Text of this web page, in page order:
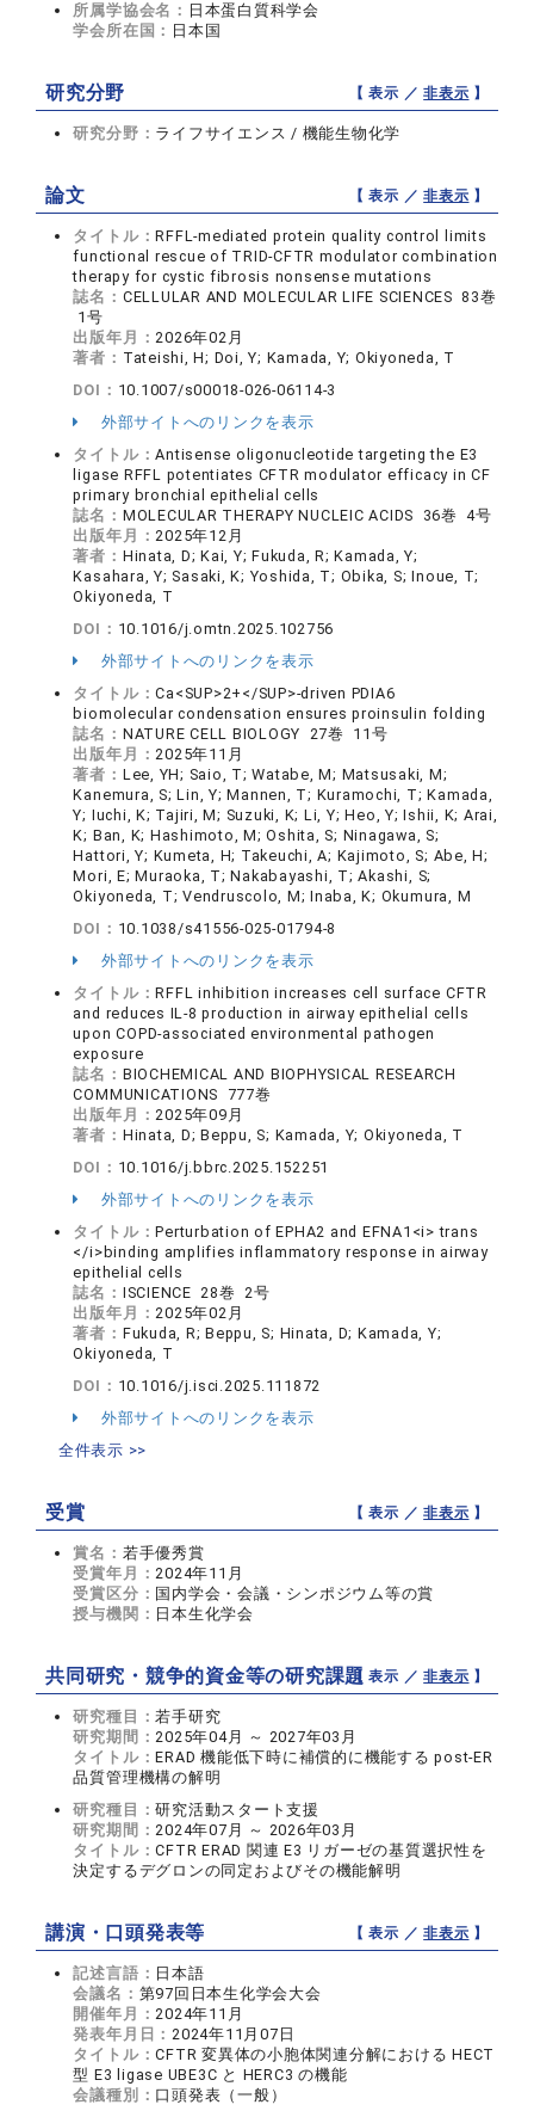
所属学協会名： 日本蛋白質科学会
学会所在国： 日本国
研究分野 【 表示 ／非表示 】
研究分野： ライフサイエンス / 機能生物化学
論文 【 表示 ／非表示 】
タイトル：RFFL-mediated protein quality control limits
functional rescue of TRID-CFTR modulator combination
therapy for cystic fibrosis nonsense mutations
誌名： CELLULAR AND MOLECULAR LIFE SCIENCES 83巻
1号
出版年月：2026年02月
著者： Tateishi, H; Doi, Y; Kamada, Y; Okiyoneda, T
DOI： 10.1007/s00018-026-06114-3
外部サイトへのリンクを表示
タイトル：Antisense oligonucleotide targeting the E3
ligase RFFL potentiates CFTR modulator efficacy in CF
primary bronchial epithelial cells
誌名： MOLECULAR THERAPY NUCLEIC ACIDS 36巻 4号
出版年月：2025年12月
著者： Hinata, D; Kai, Y; Fukuda, R; Kamada, Y;
Kasahara, Y; Sasaki, K; Yoshida, T; Obika, S; Inoue, T;
Okiyoneda, T
DOI： 10.1016/j.omtn.2025.102756
外部サイトへのリンクを表示
タイトル：Ca<SUP>2+</SUP>-driven PDIA6
biomolecular condensation ensures proinsulin folding
誌名： NATURE CELL BIOLOGY 27巻 11号
出版年月：2025年11月
著者： Lee, YH; Saio, T; Watabe, M; Matsusaki, M;
Kanemura, S; Lin, Y; Mannen, T; Kuramochi, T; Kamada,
Y; Iuchi, K; Tajiri, M; Suzuki, K; Li, Y; Heo, Y; Ishii, K; Arai,
K; Ban, K; Hashimoto, M; Oshita, S; Ninagawa, S;
Hattori, Y; Kumeta, H; Takeuchi, A; Kajimoto, S; Abe, H;
Mori, E; Muraoka, T; Nakabayashi, T; Akashi, S;
Okiyoneda, T; Vendruscolo, M; Inaba, K; Okumura, M
DOI： 10.1038/s41556-025-01794-8
外部サイトへのリンクを表示
タイトル：RFFL inhibition increases cell surface CFTR
and reduces IL-8 production in airway epithelial cells
upon COPD-associated environmental pathogen
exposure
誌名： BIOCHEMICAL AND BIOPHYSICAL RESEARCH
COMMUNICATIONS 777巻
出版年月：2025年09月
著者： Hinata, D; Beppu, S; Kamada, Y; Okiyoneda, T
DOI： 10.1016/j.bbrc.2025.152251
外部サイトへのリンクを表示
タイトル：Perturbation of EPHA2 and EFNA1<i> trans
</i>binding amplifies inflammatory response in airway
epithelial cells
誌名： ISCIENCE 28巻 2号
出版年月：2025年02月
著者： Fukuda, R; Beppu, S; Hinata, D; Kamada, Y;
Okiyoneda, T
DOI： 10.1016/j.isci.2025.111872
外部サイトへのリンクを表示
全件表示 >>
受賞 【 表示 ／非表示 】
賞名： 若手優秀賞
受賞年月：2024年11月
受賞区分： 国内学会・会議・シンポジウム等の賞
授与機関： 日本生化学会
共同研究・競争的資金等の研究課題【 表示 ／非表示 】
研究種目：若手研究
研究期間：2025年04月 ～ 2027年03月
タイトル：ERAD 機能低下時に補償的に機能する post-ER
品質管理機構の解明
研究種目：研究活動スタート支援
研究期間：2024年07月 ～ 2026年03月
タイトル：CFTR ERAD 関連 E3 リガーゼの基質選択性を
決定するデグロンの同定およびその機能解明
講演・口頭発表等 【 表示 ／非表示 】
記述言語： 日本語
会議名： 第97回日本生化学会大会
開催年月：2024年11月
発表年月日：2024年11月07日
タイトル：CFTR 変異体の小胞体関連分解における HECT
型 E3 ligase UBE3C と HERC3 の機能
会議種別： 口頭発表（一般）